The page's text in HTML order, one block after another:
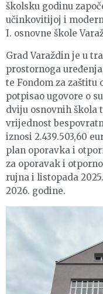
školsku godinu
učinkovitijoj i
I. osnovne škole
Grad Varaždin je u
prostornoga
te Fondom za
potpisao ugovore o
dviju osnovnih škola
vrijednost
iznosi 2.439.503,60
plan oporavka i
za oporavak i
rujna i listopada
2026. godine.